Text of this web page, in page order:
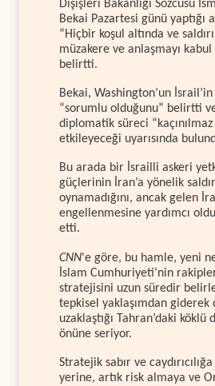
Dışişleri Bakanlığı Sözcüsü
Bekai Pazartesi günü yaptığı
“Hiçbir koşul altında ve
müzakere ve anlaşmayı
belirtti.
Bekai, Washington’un
“sorumlu olduğunu” belirtti
diplomatik süreci
etkileyeceği uyarısında
Bu arada bir İsrailli askeri
güçlerinin İran’a yönelik
oynamadığını, ancak gelen
engellenmesine yardımcı
etti.
CNN'e göre, bu hamle, yeni
İslam Cumhuriyeti’nin
stratejisini uzun süredir
tepkisel yaklaşımdan giderek
uzaklaştığı Tahran’daki
önüne seriyor.
Stratejik sabır ve
yerine, artık risk almaya ve